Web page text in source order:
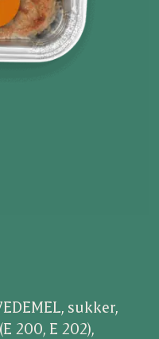
sukker,
200, E 202),